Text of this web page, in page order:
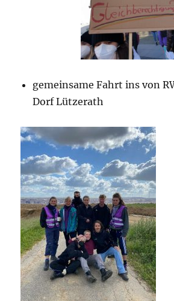
gemeinsame Fahrt ins von
Dorf Lützerath